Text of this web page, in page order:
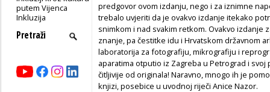
putem Vijenca
Inkluzija
predgovor ovom izdanju, nego i za iznimne
trebalo uvjeriti da je ovakvo izdanje itekako
snimkom i nad svakim retkom. Ovakvo
znanje, pa čestitke idu i Hrvatskom državnom
laboratorija za fotografiju, mikrografiju i
aparatima otputio iz Zagreba u Petrograd i
čitljivije od originala! Naravno, mnogo ih je
knjizi, posebice u uvodnoj riječi Anice Nazor.